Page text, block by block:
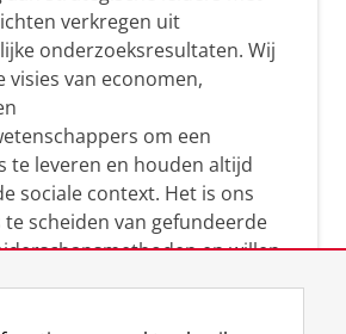
verkregen uit
onderzoeksresultaten. Wij
visies van economen,
om een
te leveren en houden altijd
sociale context. Het is ons
scheiden van gefundeerde
en willen
op economische en